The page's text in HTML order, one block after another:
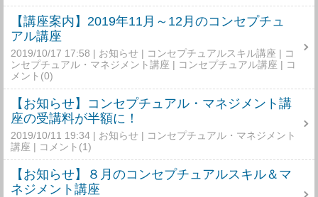
【講座案内】2019年11月～12月のコンセプチュ
アル講座
2019/10/17 17:58 お知らせ コンセプチュアルスキル講座
コ
ンセプチュアル・マネジメント講座
コンセプチュアル講座
コ
メント(0)
【お知らせ】コンセプチュアル・マネジメント講
座の受講料が半額に！
2019/10/11 19:34 お知らせ
コンセプチュアル・マネジメント
講座
コメント(1)
【お知らせ】８月のコンセプチュアルスキル＆マ
ネジメント講座